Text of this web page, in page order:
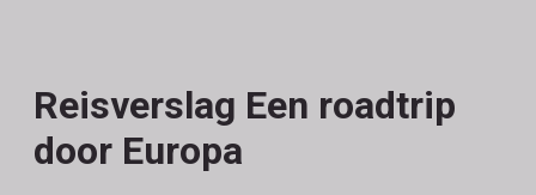
Reisverslag Een roadtrip
door Europa